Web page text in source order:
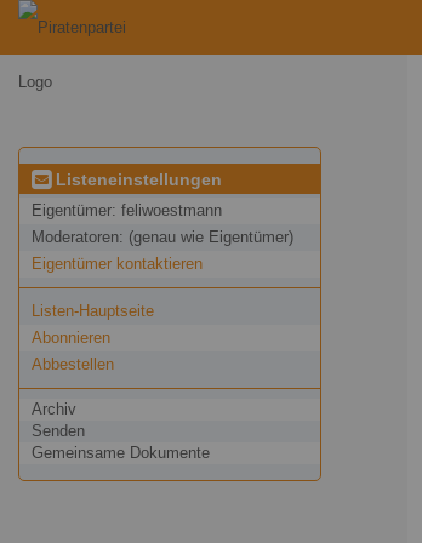
Listeneinstellungen
Eigentümer: feliwoestmann
Moderatoren: (genau wie Eigentümer)
Eigentümer kontaktieren
Listen-Hauptseite
Abonnieren
Abbestellen
Archiv
Senden
Gemeinsame Dokumente